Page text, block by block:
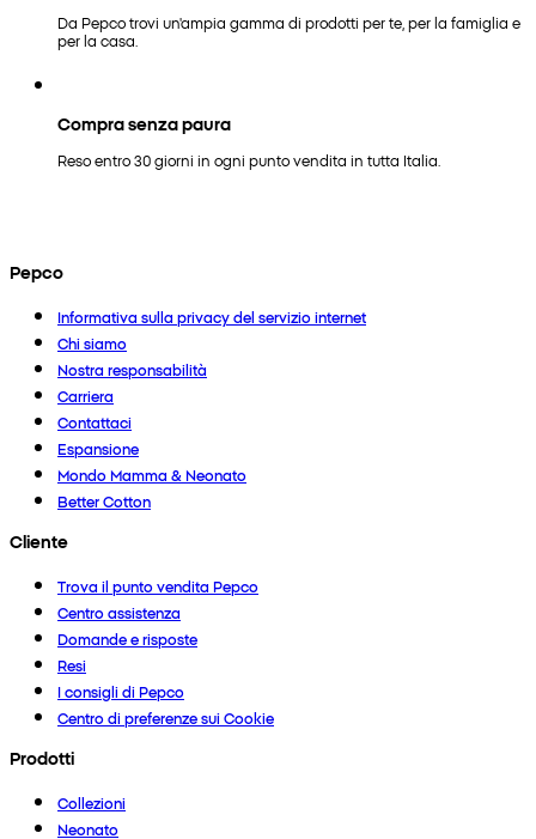
Da Pepco trovi un'ampia gamma di prodotti per te, per la famiglia e
per la casa.
Compra senza paura
Reso entro 30 giorni in ogni punto vendita in tutta Italia.
Pepco
Informativa sulla privacy del servizio internet
Chi siamo
Nostra responsabilità
Carriera
Contattaci
Espansione
Mondo Mamma & Neonato
Better Cotton
Cliente
Trova il punto vendita Pepco
Centro assistenza
Domande e risposte
Resi
I consigli di Pepco
Centro di preferenze sui Cookie
Prodotti
Collezioni
Neonato